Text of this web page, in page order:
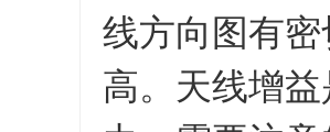
线方向图有
高。天线增